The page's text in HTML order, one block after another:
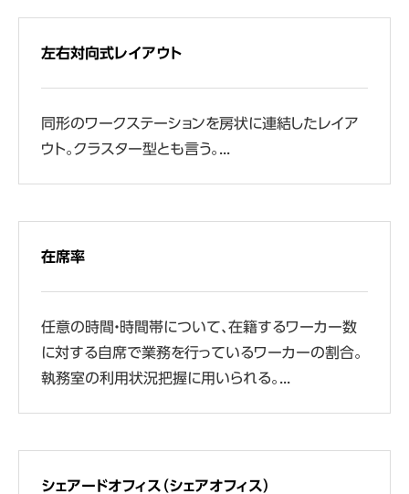
左右対向式レイアウト
同形のワークステーションを房状に連結したレイア
ウト。クラスター型とも言う。...
在席率
任意の時間・時間帯について、在籍するワーカー数
に対する自席で業務を行っているワーカーの割合。
執務室の利用状況把握に用いられる。...
シェアードオフィス（シェアオフィス）